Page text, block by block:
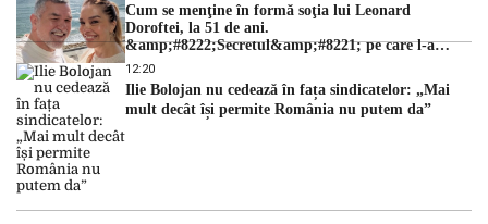
Cum se menţine în formă soţia lui Leonard
Doroftei, la 51 de ani.
&amp;#8222;Secretul&amp;#8221; pe care l-a
dezvăluit
12:20
Ilie Bolojan nu cedează în fața sindicatelor: „Mai
mult decât își permite România nu putem da”